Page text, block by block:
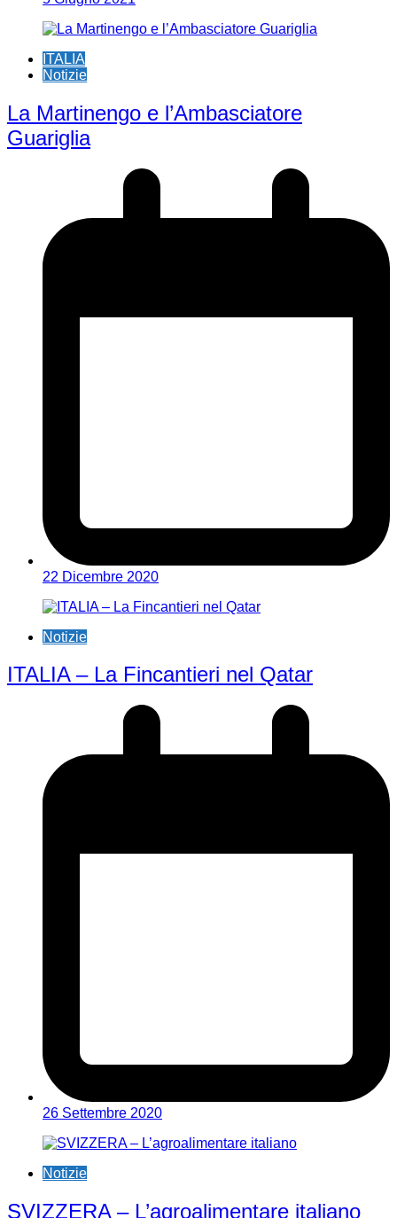
ITALIA
Notizie
La Martinengo e l’Ambasciatore
Guariglia
22 Dicembre 2020
Notizie
ITALIA – La Fincantieri nel Qatar
26 Settembre 2020
Notizie
SVIZZERA – L’agroalimentare italiano